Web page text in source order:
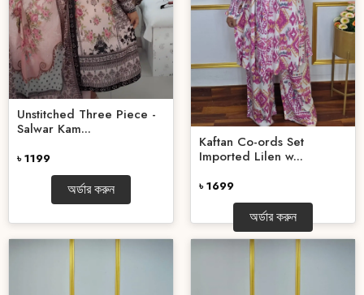
Unstitched Three Piece -
Salwar Kam...
৳ 1199
অর্ডার করুন
Kaftan Co-ords Set
Imported Lilen w...
৳ 1699
অর্ডার করুন